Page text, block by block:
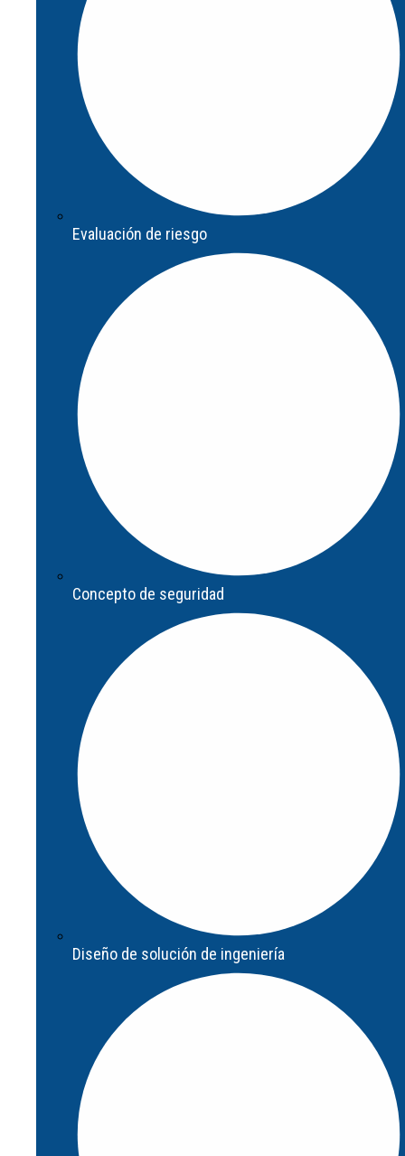
Evaluación de riesgo
Concepto de seguridad
Diseño de solución de ingeniería
Evaluación de riesgo
Concepto de seguridad
Diseño de solución de ingeniería